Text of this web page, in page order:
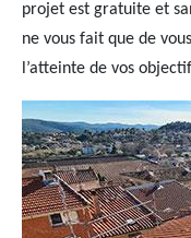
projet est gratuite et
ne vous fait que de
l’atteinte de vos